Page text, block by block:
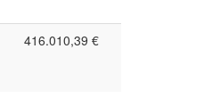
416.010,39 €